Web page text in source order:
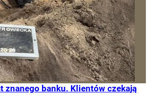
znanego banku. Klientów czekają